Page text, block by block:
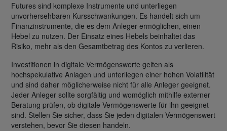
Futures sind komplexe Instrumente und unterliegen
unvorhersehbaren Kursschwankungen. Es handelt sich um
Finanzinstrumente, die es dem Anleger ermöglichen, einen
Hebel zu nutzen. Der Einsatz eines Hebels beinhaltet das
Risiko, mehr als den Gesamtbetrag des Kontos zu verlieren.
Investitionen in digitale Vermögenswerte gelten als
hochspekulative Anlagen und unterliegen einer hohen Volatilität
und sind daher möglicherweise nicht für alle Anleger geeignet.
Jeder Anleger sollte sorgfältig und womöglich mithilfe externer
Beratung prüfen, ob digitale Vermögenswerte für ihn geeignet
sind. Stellen Sie sicher, dass Sie jeden digitalen Vermögenswert
verstehen, bevor Sie diesen handeln.